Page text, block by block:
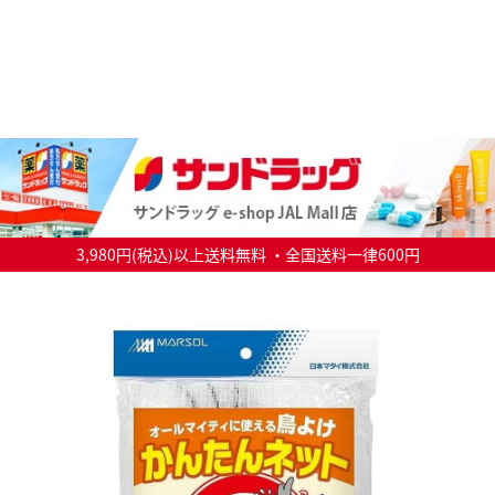
3,980円(税込)以上送料無料 ・全国送料一律600円